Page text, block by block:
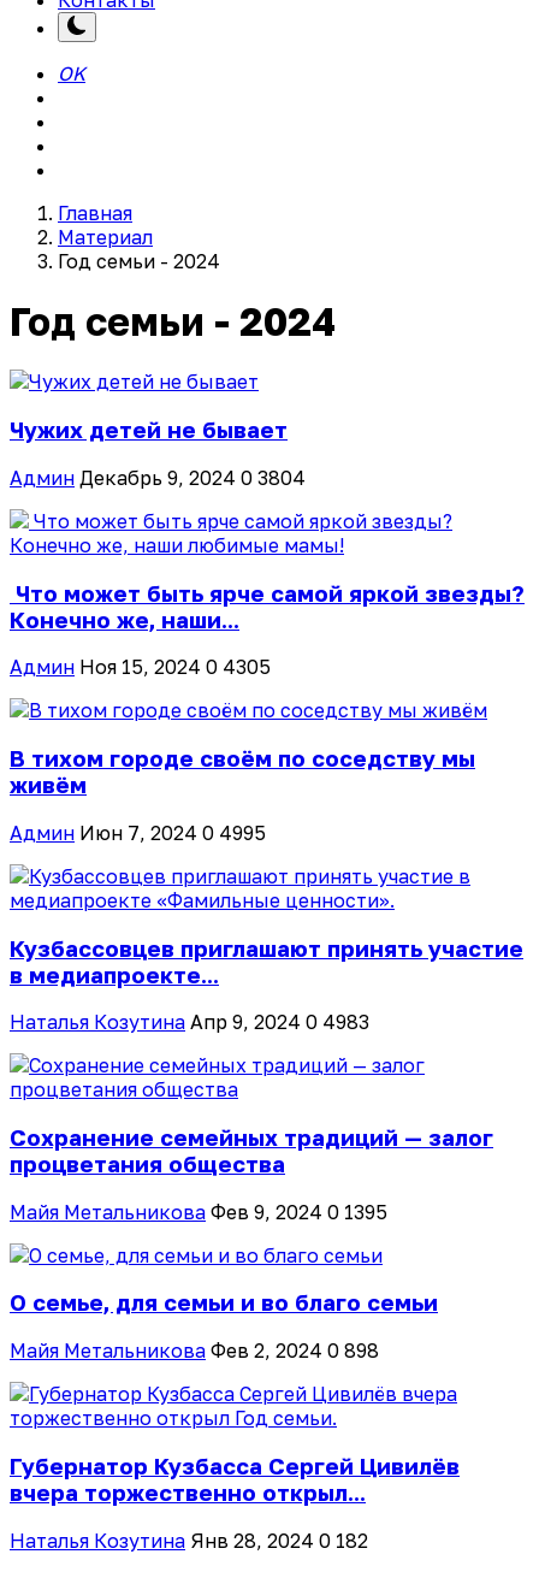
OK
Главная
Материал
Год семьи - 2024
Год семьи - 2024
Чужих детей не бывает
Админ Декабрь 9, 2024 0 3804
Что может быть ярче самой яркой звезды?
Конечно же, наши...
Админ Ноя 15, 2024 0 4305
В тихом городе своём по соседству мы
живём
Админ Июн 7, 2024 0 4995
Кузбассовцев приглашают принять участие
в медиапроекте...
Наталья Козутина Апр 9, 2024 0 4983
Сохранение семейных традиций — залог
процветания общества
Майя Метальникова Фев 9, 2024 0 1395
О семье, для семьи и во благо семьи
Майя Метальникова Фев 2, 2024 0 898
Губернатор Кузбасса Сергей Цивилёв
вчера торжественно открыл...
Наталья Козутина Янв 28, 2024 0 182